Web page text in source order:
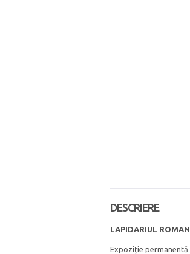
DESCRIERE
LAPIDARIUL ROMAN
Expoziție permanentă